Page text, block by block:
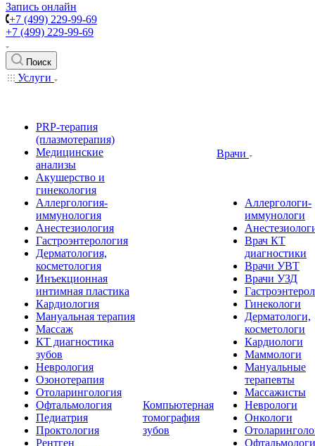
Запись онлайн
+7 (499) 229-99-69
+7 (499) 229-99-69
Поиск
Услуги
PRP-терапия
(плазмотерапия)
Медицинские
анализы
Акушерство и
гинекология
Аллергология-
иммунология
Анестезиология
Гастроэнтерология
Дерматология,
косметология
Инъекционная
интимная пластика
Кардиология
Мануальная терапия
Массаж
КТ диагностика
зубов
Неврология
Озонотерапия
Отоларингология
Офтальмология
Педиатрия
Проктология
Рентген
Компьютерная
томография
зубов
Врачи
Аллергологи-
иммунологи
Врач КТ
диагностики
Врачи УВТ
Врачи УЗД
Гинекологи
Дерматологи,
косметологи
Кардиологи
Маммологи
Мануальные
терапевты
Массажисты
Неврологи
Онкологи
Офтальмологи